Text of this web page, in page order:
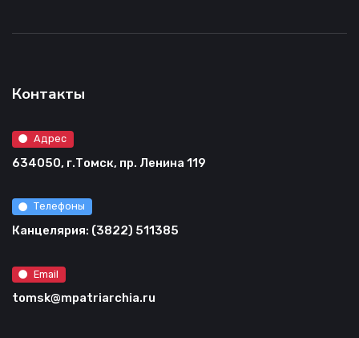
Контакты
Адрес
634050, г.Томск, пр. Ленина 119
Телефоны
Канцелярия: (3822) 511385
Email
tomsk@mpatriarchia.ru